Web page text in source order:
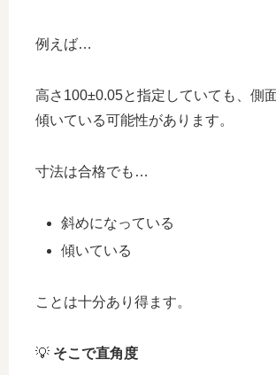
例えば…
高さ100±0.05と指定していても、側
傾いている可能性があります。
寸法は合格でも…
斜めになっている
傾いている
ことは十分あり得ます。
💡 そこで直角度